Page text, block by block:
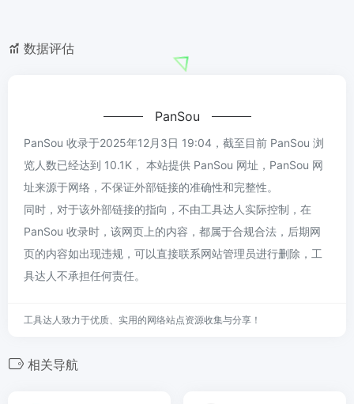
数据评估
PanSou
PanSou 收录于2025年12月3日 19:04，截至目前 PanSou 浏
览人数已经达到 10.1K， 本站提供 PanSou 网址，PanSou 网
址来源于网络，不保证外部链接的准确性和完整性。
同时，对于该外部链接的指向，不由工具达人实际控制，在
PanSou 收录时，该网页上的内容，都属于合规合法，后期网
页的内容如出现违规，可以直接联系网站管理员进行删除，工
具达人不承担任何责任。
工具达人致力于优质、实用的网络站点资源收集与分享！
相关导航